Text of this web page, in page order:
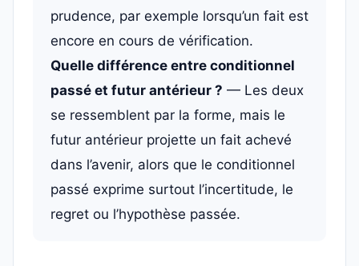
prudence, par exemple lorsqu’un fait est
encore en cours de vérification.
Quelle différence entre conditionnel
passé et futur antérieur ? — Les deux
se ressemblent par la forme, mais le
futur antérieur projette un fait achevé
dans l’avenir, alors que le conditionnel
passé exprime surtout l’incertitude, le
regret ou l’hypothèse passée.